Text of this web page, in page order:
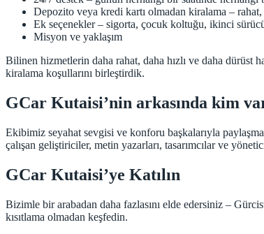
Depozito veya kredi kartı olmadan kiralama –
Ek seçenekler – sigorta, çocuk koltuğu, ikinci
Misyon ve yaklaşım
Bilinen hizmetlerin daha rahat, daha hızlı ve daha
kiralama koşullarını birleştirdik.
GCar Kutaisi’nin arkasında kim
Ekibimiz seyahat sevgisi ve konforu başkalarıyla
çalışan geliştiriciler, metin yazarları, tasarımcılar ve
GCar Kutaisi’ye Katılın
Bizimle bir arabadan daha fazlasını elde edersiniz –
kısıtlama olmadan keşfedin.